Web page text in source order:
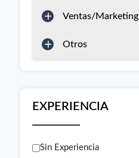
Ventas/Marketing
Otros
EXPERIENCIA
Sin Experiencia